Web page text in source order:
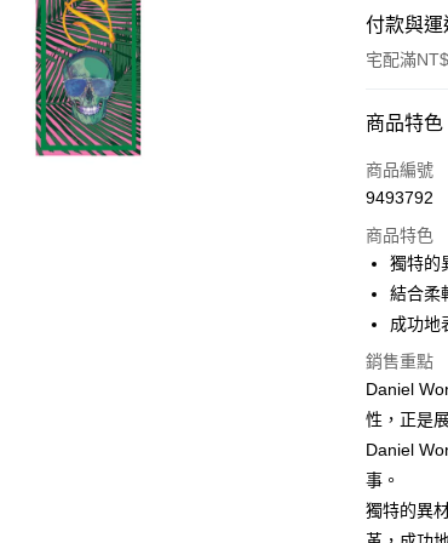
付款與
宅配滿
付款方式
信用卡一
Apple Pay
ATM付款
運送方式
宅配
每筆
商品特色
商品編號
9493792
商品特色
獨特的
結合柔
成功地
銷售重點
Daniel
性，正是
Daniel
事。
獨特的異